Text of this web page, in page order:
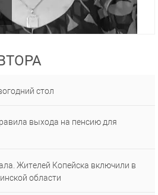
стол
выхода на пенсию для
Жителей Копейска включили в
области